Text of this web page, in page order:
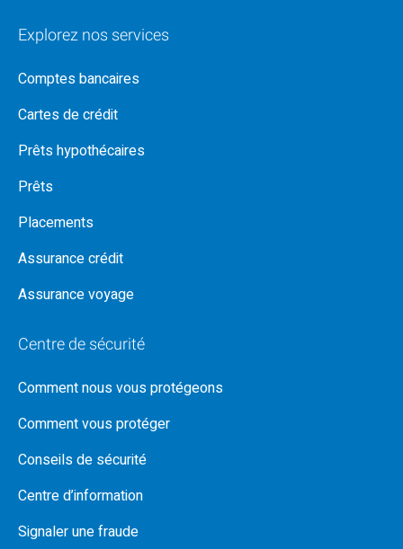
Explorez nos services
Comptes bancaires
Cartes de crédit
Prêts hypothécaires
Prêts
Placements
Assurance crédit
Assurance voyage
Centre de sécurité
Comment nous vous protégeons
Comment vous protéger
Conseils de sécurité
Centre d’information
Signaler une fraude